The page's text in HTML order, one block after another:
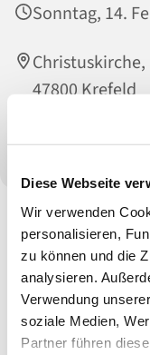
Diese Webseite
Wir verwenden
personalisieren,
zu können und die
analysieren.
Verwendung
soziale Medien,
Partner führen
Sonntag, 14.
47800 Krefeld
Büchereiteam